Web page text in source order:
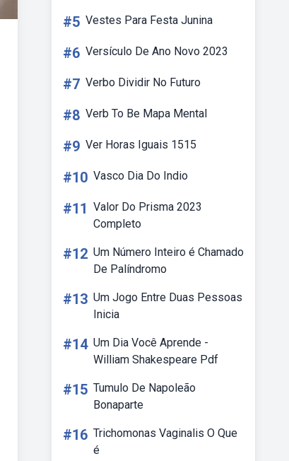
#5 Vestes Para Festa Junina
#6 Versículo De Ano Novo 2023
#7 Verbo Dividir No Futuro
#8 Verb To Be Mapa Mental
#9 Ver Horas Iguais 1515
#10 Vasco Dia Do Indio
#11 Valor Do Prisma 2023
Completo
#12 Um Número Inteiro é Chamado
De Palíndromo
#13 Um Jogo Entre Duas Pessoas
Inicia
#14 Um Dia Você Aprende -
William Shakespeare Pdf
#15 Tumulo De Napoleão
Bonaparte
#16 Trichomonas Vaginalis O Que
é